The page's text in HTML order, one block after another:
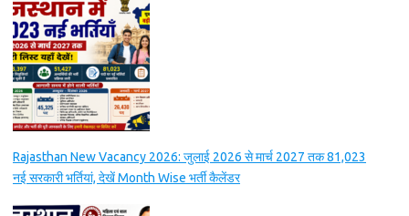
Rajasthan New Vacancy 2026: जुलाई 2026 से मार्च 2027 तक 81,023
नई सरकारी भर्तियां, देखें Month Wise भर्ती कैलेंडर